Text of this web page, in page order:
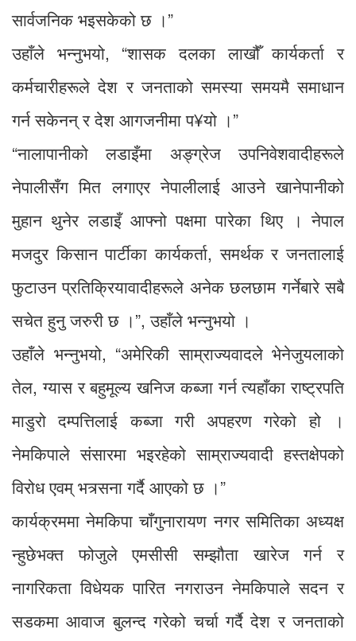
सार्वजनिक भइसकेको छ ।”
उहाँले भन्नुभयो, “शासक दलका लाखौँ कार्यकर्ता र
कर्मचारीहरूले देश र जनताको समस्या समयमै समाधान
गर्न सकेनन् र देश आगजनीमा प¥यो ।”
“नालापानीको लडाइँमा अङ्ग्रेज उपनिवेशवादीहरूले
नेपालीसँग मित लगाएर नेपालीलाई आउने खानेपानीको
मुहान थुनेर लडाइँ आफ्नो पक्षमा पारेका थिए । नेपाल
मजदुर किसान पार्टीका कार्यकर्ता, समर्थक र जनतालाई
फुटाउन प्रतिक्रियावादीहरूले अनेक छलछाम गर्नेबारे सबै
सचेत हुनु जरुरी छ ।”, उहाँले भन्नुभयो ।
उहाँले भन्नुभयो, “अमेरिकी साम्राज्यवादले भेनेजुयलाको
तेल, ग्यास र बहुमूल्य खनिज कब्जा गर्न त्यहाँका राष्ट्रपति
माडुरो दम्पत्तिलाई कब्जा गरी अपहरण गरेको हो ।
नेमकिपाले संसारमा भइरहेको साम्राज्यवादी हस्तक्षेपको
विरोध एवम् भत्र्सना गर्दै आएको छ ।”
कार्यक्रममा नेमकिपा चाँगुनारायण नगर समितिका अध्यक्ष
न्हुछेभक्त फोजुले एमसीसी सम्झौता खारेज गर्न र
नागरिकता विधेयक पारित नगराउन नेमकिपाले सदन र
सडकमा आवाज बुलन्द गरेको चर्चा गर्दै देश र जनताको